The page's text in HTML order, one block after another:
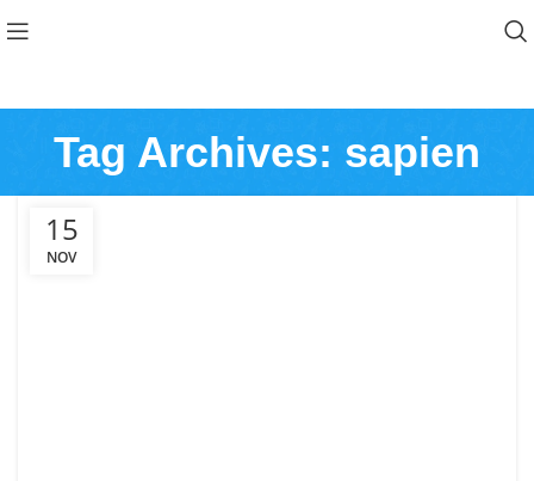
Tag Archives: sapien
15
NOV